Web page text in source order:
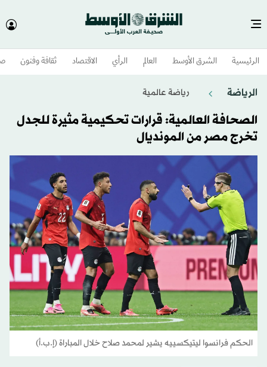
الرئيسية الشرق الأوسط​ العالم الرأي الاقتصاد ثقافة وفنون
الرياضة رياضة عالمية
الصحافة العالمية: قرارات تحكيمية مثيرة للجدل
تخرج مصر من المونديال
الحكم فرانسوا ليتيكسييه يشير لمحمد صلاح خلال المباراة (إ.ب.أ)